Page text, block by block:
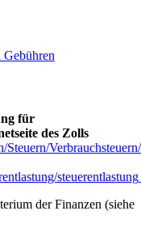
für
des Zolls
der Finanzen (siehe